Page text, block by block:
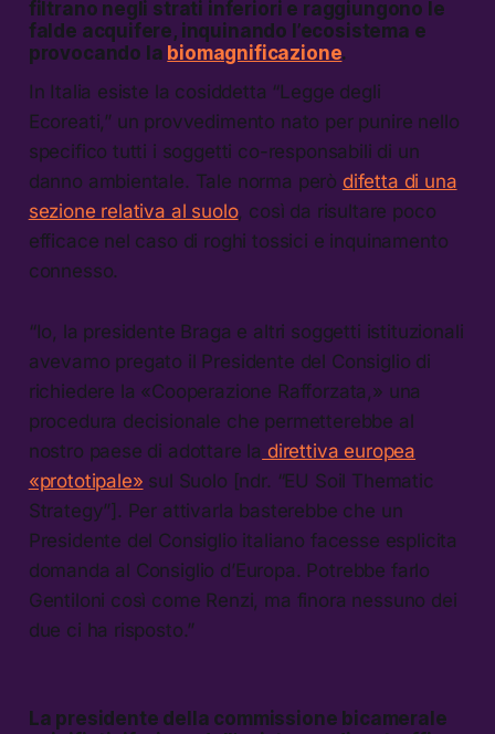
filtrano negli strati inferiori e raggiungono le
falde acquifere, inquinando l’ecosistema e
provocando la biomagnificazione.
In Italia esiste la cosiddetta “Legge degli
Ecoreati,” un provvedimento nato per punire nello
specifico tutti i soggetti co-responsabili di un
danno ambientale. Tale norma però difetta di una
sezione relativa al suolo, così da risultare poco
efficace nel caso di roghi tossici e inquinamento
connesso.
“Io, la presidente Braga e altri soggetti istituzionali
avevamo pregato il Presidente del Consiglio di
richiedere la «Cooperazione Rafforzata,» una
procedura decisionale che permetterebbe al
nostro paese di adottare la direttiva europea
«prototipale» sul Suolo [ndr. “EU Soil Thematic
Strategy”]. Per attivarla basterebbe che un
Presidente del Consiglio italiano facesse esplicita
domanda al Consiglio d’Europa. Potrebbe farlo
Gentiloni così come Renzi, ma finora nessuno dei
due ci ha risposto.”
La presidente della commissione bicamerale